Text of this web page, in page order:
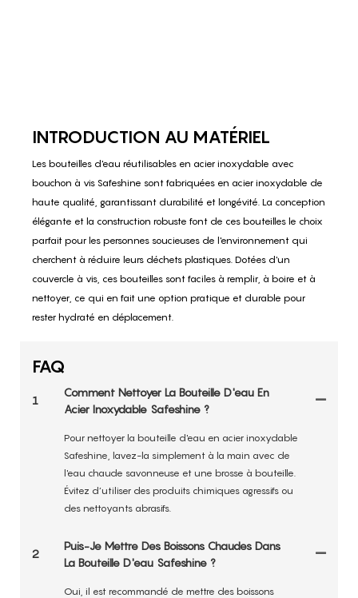
INTRODUCTION AU MATÉRIEL
Les bouteilles d'eau réutilisables en acier inoxydable avec
bouchon à vis Safeshine sont fabriquées en acier inoxydable de
haute qualité, garantissant durabilité et longévité. La conception
élégante et la construction robuste font de ces bouteilles le choix
parfait pour les personnes soucieuses de l'environnement qui
cherchent à réduire leurs déchets plastiques. Dotées d'un
couvercle à vis, ces bouteilles sont faciles à remplir, à boire et à
nettoyer, ce qui en fait une option pratique et durable pour
rester hydraté en déplacement.
FAQ
1
Comment Nettoyer La Bouteille D'eau En
Acier Inoxydable Safeshine ?
Pour nettoyer la bouteille d'eau en acier inoxydable
Safeshine, lavez-la simplement à la main avec de
l'eau chaude savonneuse et une brosse à bouteille.
Évitez d’utiliser des produits chimiques agressifs ou
des nettoyants abrasifs.
2
Puis-Je Mettre Des Boissons Chaudes Dans
La Bouteille D'eau Safeshine ?
Oui, il est recommandé de mettre des boissons